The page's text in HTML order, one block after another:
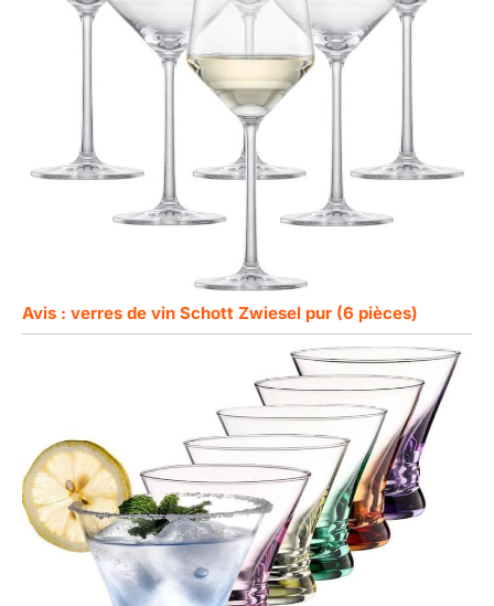
Avis : verres de vin Schott Zwiesel pur (6 pièces)